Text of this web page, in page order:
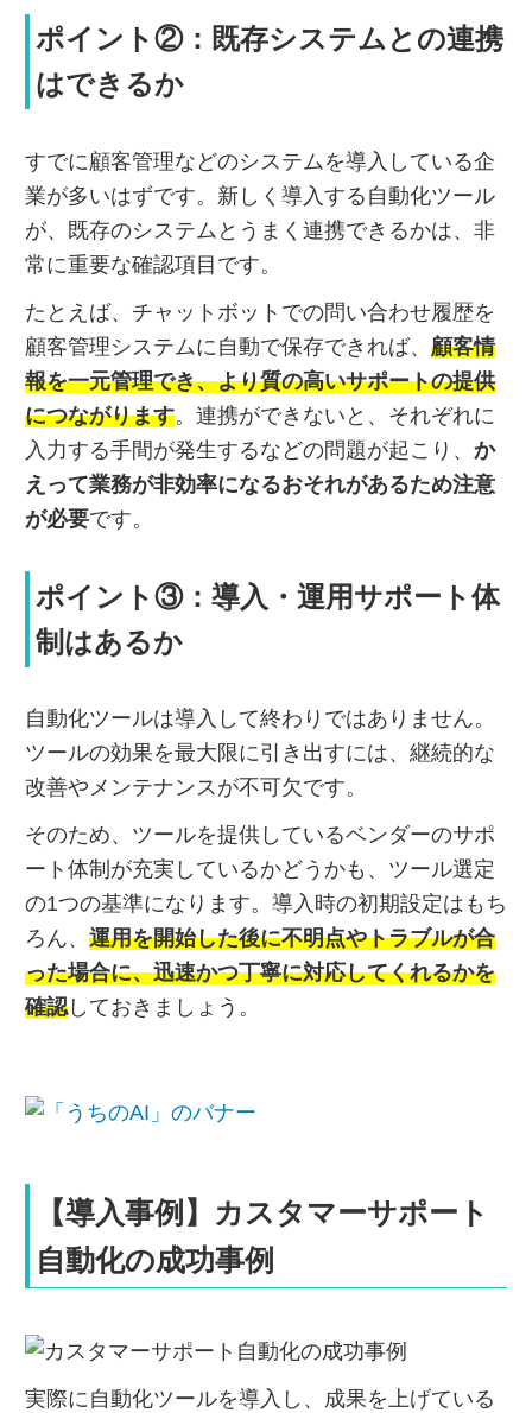
ポイント②：既存システムとの連携
はできるか
すでに顧客管理などのシステムを導入している企
業が多いはずです。新しく導入する自動化ツール
が、既存のシステムとうまく連携できるかは、非
常に重要な確認項目です。
たとえば、チャットボットでの問い合わせ履歴を
顧客管理システムに自動で保存できれば、 顧客情
報を一元管理でき、より質の高いサポートの提供
につながります。連携ができないと、それぞれに
入力する手間が発生するなどの問題が起こり、 か
えって業務が非効率になるおそれがあるため注意
が必要です。
ポイント③：導入・運用サポート体
制はあるか
自動化ツールは導入して終わりではありません。
ツールの効果を最大限に引き出すには、継続的な
改善やメンテナンスが不可欠です。
そのため、ツールを提供しているベンダーのサポ
ート体制が充実しているかどうかも、ツール選定
の1つの基準になります。導入時の初期設定はもち
ろん、 運用を開始した後に不明点やトラブルが合
った場合に、迅速かつ丁寧に対応してくれるかを
確認しておきましょう。
【導入事例】カスタマーサポート
自動化の成功事例
実際に自動化ツールを導入し、成果を上げている